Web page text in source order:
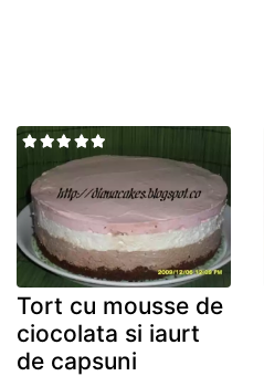
Tort cu mousse de
ciocolata si iaurt
de capsuni